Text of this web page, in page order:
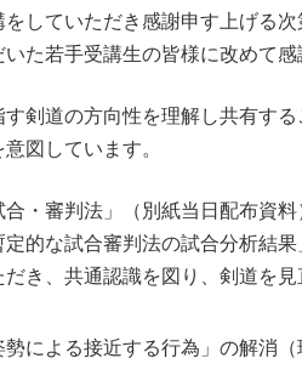
していただき感謝申す上げる
た若手受講生の皆様に改めて感
剣道の方向性を理解し共有す
図しています。
・審判法」（別紙当日配布資
的な試合審判法の試合分析結
き、共通認識を図り、剣道を見
による接近する行為」の解消（